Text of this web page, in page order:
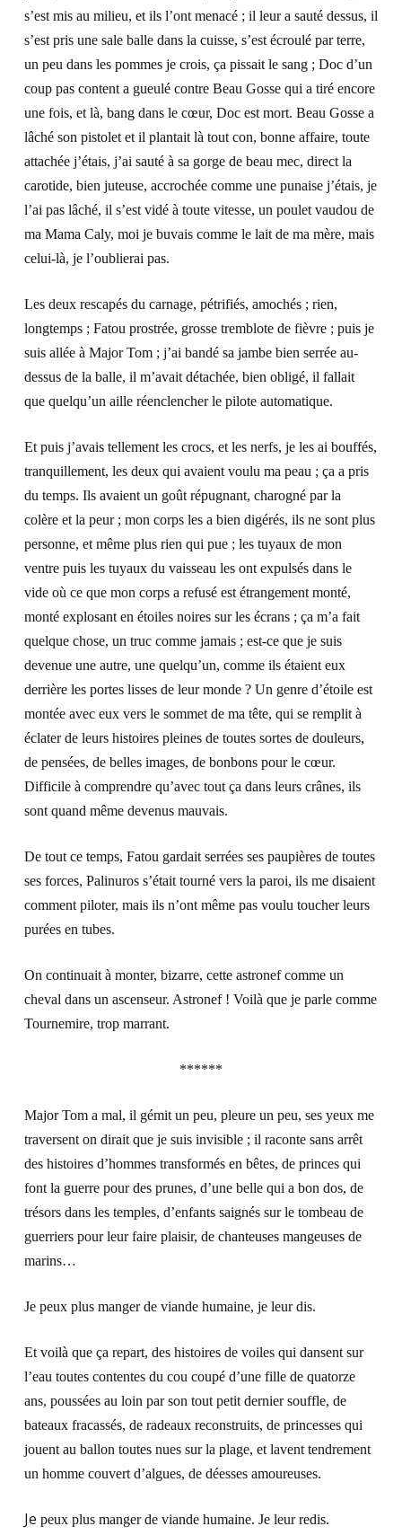
s’est mis au milieu, et ils l’ont menacé ; il leur a sauté dessus, il
s’est pris une sale balle dans la cuisse, s’est écroulé par terre,
un peu dans les pommes je crois, ça pissait le sang ; Doc d’un
coup pas content a gueulé contre Beau Gosse qui a tiré encore
une fois, et là, bang dans le cœur, Doc est mort. Beau Gosse a
lâché son pistolet et il plantait là tout con, bonne affaire, toute
attachée j’étais, j’ai sauté à sa gorge de beau mec, direct la
carotide, bien juteuse, accrochée comme une punaise j’étais, je
l’ai pas lâché, il s’est vidé à toute vitesse, un poulet vaudou de
ma Mama Caly, moi je buvais comme le lait de ma mère, mais
celui-là, je l’oublierai pas.
Les deux rescapés du carnage, pétrifiés, amochés ; rien,
longtemps ; Fatou prostrée, grosse tremblote de fièvre ; puis je
suis allée à Major Tom ; j’ai bandé sa jambe bien serrée au-
dessus de la balle, il m’avait détachée, bien obligé, il fallait
que quelqu’un aille réenclencher le pilote automatique.
Et puis j’avais tellement les crocs, et les nerfs, je les ai bouffés,
tranquillement, les deux qui avaient voulu ma peau ; ça a pris
du temps. Ils avaient un goût répugnant, charogné par la
colère et la peur ; mon corps les a bien digérés, ils ne sont plus
personne, et même plus rien qui pue ; les tuyaux de mon
ventre puis les tuyaux du vaisseau les ont expulsés dans le
vide où ce que mon corps a refusé est étrangement monté,
monté explosant en étoiles noires sur les écrans ; ça m’a fait
quelque chose, un truc comme jamais ; est-ce que je suis
devenue une autre, une quelqu’un, comme ils étaient eux
derrière les portes lisses de leur monde ? Un genre d’étoile est
montée avec eux vers le sommet de ma tête, qui se remplit à
éclater de leurs histoires pleines de toutes sortes de douleurs,
de pensées, de belles images, de bonbons pour le cœur.
Difficile à comprendre qu’avec tout ça dans leurs crânes, ils
sont quand même devenus mauvais.
De tout ce temps, Fatou gardait serrées ses paupières de toutes
ses forces, Palinuros s’était tourné vers la paroi, ils me disaient
comment piloter, mais ils n’ont même pas voulu toucher leurs
purées en tubes.
On continuait à monter, bizarre, cette astronef comme un
cheval dans un ascenseur. Astronef ! Voilà que je parle comme
Tournemire, trop marrant.
******
Major Tom a mal, il gémit un peu, pleure un peu, ses yeux me
traversent on dirait que je suis invisible ; il raconte sans arrêt
des histoires d’hommes transformés en bêtes, de princes qui
font la guerre pour des prunes, d’une belle qui a bon dos, de
trésors dans les temples, d’enfants saignés sur le tombeau de
guerriers pour leur faire plaisir, de chanteuses mangeuses de
marins…
Je peux plus manger de viande humaine, je leur dis.
Et voilà que ça repart, des histoires de voiles qui dansent sur
l’eau toutes contentes du cou coupé d’une fille de quatorze
ans, poussées au loin par son tout petit dernier souffle, de
bateaux fracassés, de radeaux reconstruits, de princesses qui
jouent au ballon toutes nues sur la plage, et lavent tendrement
un homme couvert d’algues, de déesses amoureuses.
Je peux plus manger de viande humaine. Je leur redis.